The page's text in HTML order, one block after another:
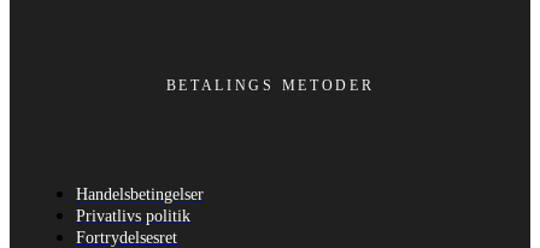
BETALINGS METODER
Handelsbetingelser
Privatlivs politik
Fortrydelsesret